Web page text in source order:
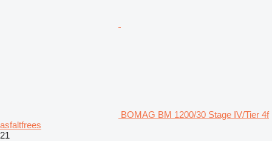
BOMAG BM 1200/30 Stage IV/Tier 4f
asfaltfrees
21